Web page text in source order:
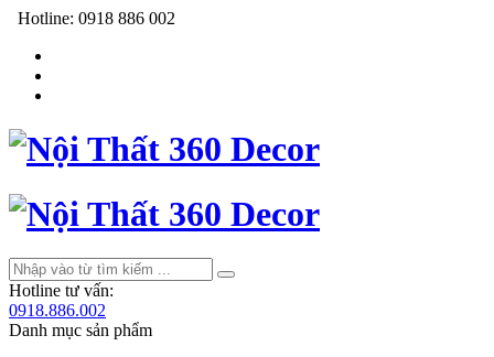
Hotline: 0918 886 002
Hotline tư vấn:
0918.886.002
Danh mục sản phẩm